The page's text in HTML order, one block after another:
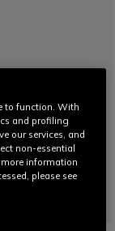
to function. With
and profiling
our services, and
non-essential
more information
please see